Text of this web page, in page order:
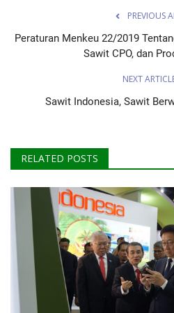
PREVIOUS
Peraturan Menkeu 22/2019
Sawit CPO, dan
NEXT
Sawit Indonesia, Sawit
RELATED POSTS